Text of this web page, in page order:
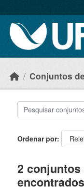
Conjuntos
Ordenar por
2 conjuntos
encontrados